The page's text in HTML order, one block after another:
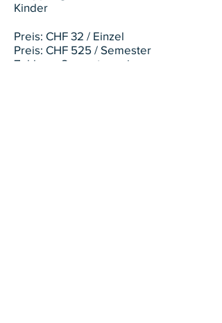
Kinder
Preis: CHF 32 / Einzel
Preis: CHF 525 / Semester
Zahlung: Semesterweise